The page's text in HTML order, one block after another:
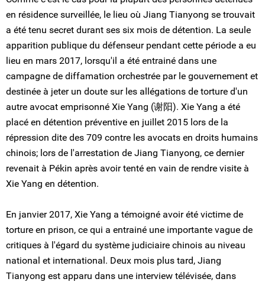
en résidence surveillée, le lieu où Jiang Tianyong se trouvait
a été tenu secret durant ses six mois de détention. La seule
apparition publique du défenseur pendant cette période a eu
lieu en mars 2017, lorsqu'il a été entrainé dans une
campagne de diffamation orchestrée par le gouvernement et
destinée à jeter un doute sur les allégations de torture d'un
autre avocat emprisonné Xie Yang (谢阳). Xie Yang a été
placé en détention préventive en juillet 2015 lors de la
répression dite des 709 contre les avocats en droits humains
chinois; lors de l'arrestation de Jiang Tianyong, ce dernier
revenait à Pékin après avoir tenté en vain de rendre visite à
Xie Yang en détention.
En janvier 2017, Xie Yang a témoigné avoir été victime de
torture en prison, ce qui a entrainé une importante vague de
critiques à l'égard du système judiciaire chinois au niveau
national et international. Deux mois plus tard, Jiang
Tianyong est apparu dans une interview télévisée, dans